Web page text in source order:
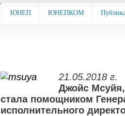
ЮНЕП ЮНЕПКОМ
21.05.2018 г.
Джойс Мсуйя,
стала помощником
исполнительного